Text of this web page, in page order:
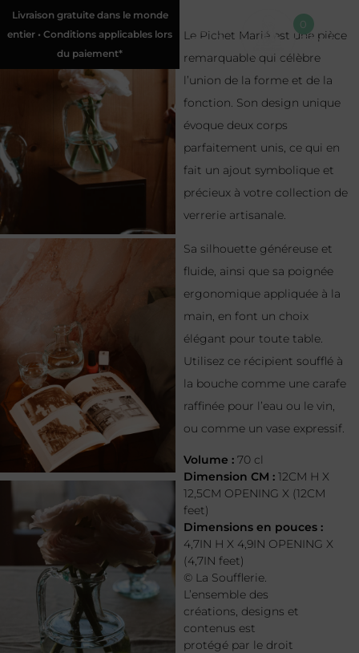
Livraison gratuite dans le monde
entier • Conditions applicables lors
du paiement*
0
Le Pichet Marié est une pièce
remarquable qui célèbre
l’union de la forme et de la
fonction. Son design unique
évoque deux corps
parfaitement unis, ce qui en
fait un ajout symbolique et
précieux à votre collection de
verrerie artisanale.
Sa silhouette généreuse et
fluide, ainsi que sa poignée
ergonomique appliquée à la
main, en font un choix
élégant pour toute table.
Utilisez ce récipient soufflé à
la bouche comme une carafe
raffinée pour l’eau ou le vin,
ou comme un vase expressif.
Volume : 70 cl
Dimension CM : 12CM H X
12,5CM OPENING X (12CM
feet)
Dimensions en pouces :
4,7IN H X 4,9IN OPENING X
(4,7IN feet)
© La Soufflerie.
L’ensemble des
créations, designs et
contenus est
protégé par le droit